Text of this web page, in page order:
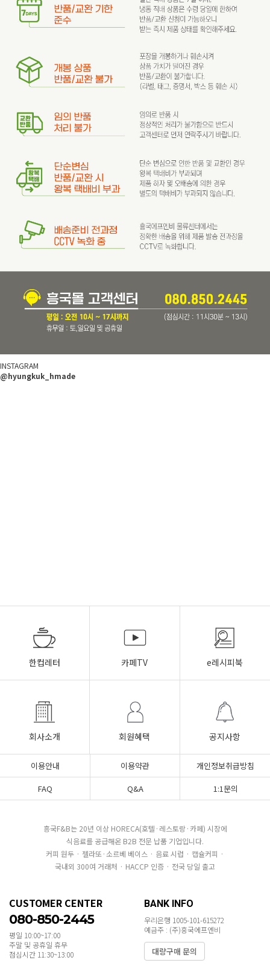
INSTAGRAM
@hyungkuk_hmade
한컵레터 카페TV e레시피북
회사소개 회원혜택 공지사항
이용안내 이용약관
개인정보취급방침
FAQ
Q&A 1:1문의
흥국F&B는 20년 이상 HORECA(호텔·레스토랑·카페) 시장에
식음료를 공급해온 B2B 전문 납품 기업입니다.
커피 원두 · 젤라또·소르베 베이스 · 음료 시럽 · 캡슐커피 ·
국내외 300여 거래처 · HACCP 인증 · 전국 당일 출고
CUSTOMER CENTER
080-850-2445
평일 10:00~17:00
주말 및 공휴일 휴무
점심시간 11:30~13:00
BANK INFO
우리은행 1005-101-615272
예금주 : (주)흥국에프엔비
대량구매 문의